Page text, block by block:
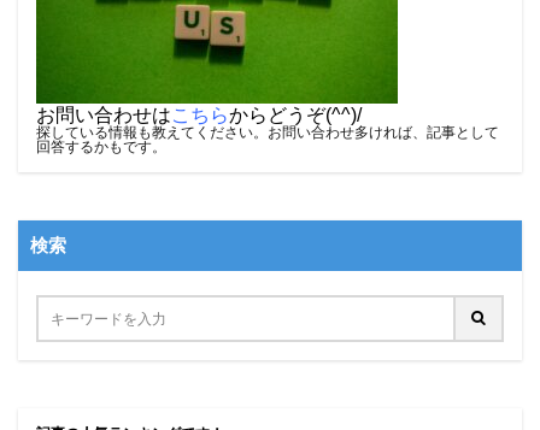
お問い合わせはこちらからどうぞ(^^)/
探している情報も教えてください。お問い合わせ多ければ、記事として
回答するかもです。
検索